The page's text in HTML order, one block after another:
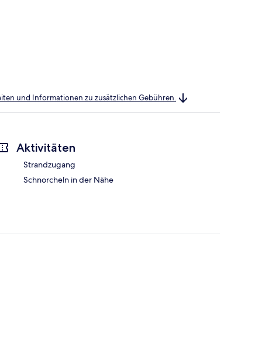
und Informationen zu zusätzlichen Gebühren.
Aktivitäten
Strandzugang
Schnorcheln in der Nähe